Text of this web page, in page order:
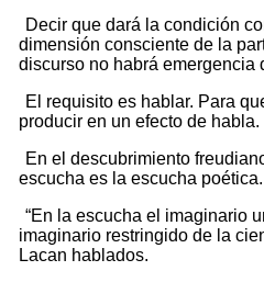
Decir que dará la condición
dimensión consciente de la
discurso no habrá emergencia
El requisito es hablar. Para
producir en un efecto de habla.
En el descubrimiento
escucha es la escucha poética.
“En la escucha el imaginario
imaginario restringido de la
Lacan hablados.